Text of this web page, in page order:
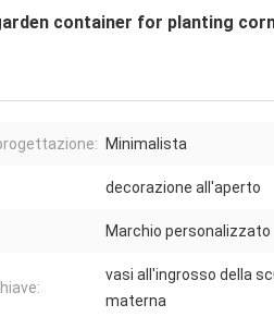
container for planting
Minimalista
decorazione all'aperto
Marchio personalizzato
vasi all'ingrosso della
materna